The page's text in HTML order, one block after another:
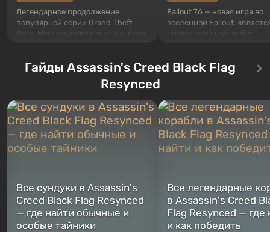
Легендарное продолжение
популярной серии Grand Theft
Auto. Местом действия стал город
Впервые игра расскажет историю
Тревора и Франклина, между
которыми вы сможете
переключаться в любое время.
Жанр и...
Fallout 76 — новая игра во
вселенной Fallout,
приквелом ко всем без
76, первого среди
Оно же, по задумке
первым после того, как на
Америку упадут ядерные
Место действия Fallout...
Гайды Assassin's Creed Black Flag
Resynced
Все сундуки в Assassin's
Creed Black Flag Resynced
— где найти обычные и
особые тайники
Все легендарные
в Assassin's Creed
Flag Resynced — где
и как победить